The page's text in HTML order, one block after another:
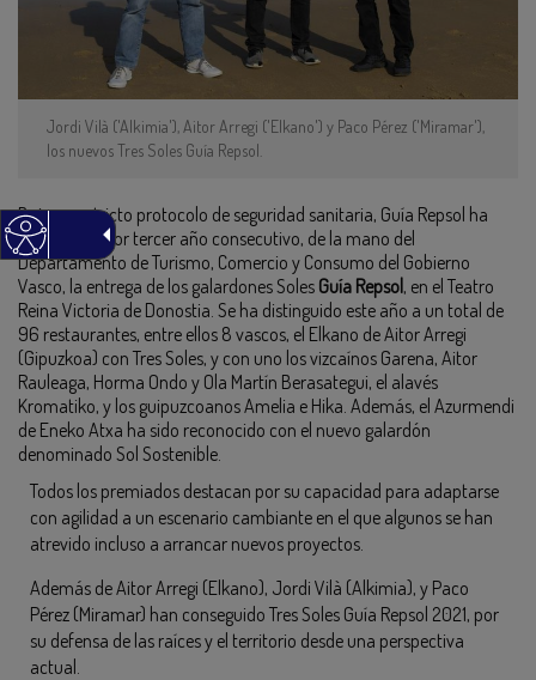
Jordi Vilà ('Alkimia'), Aitor Arregi ('Elkano') y Paco Pérez ('Miramar'),
los nuevos Tres Soles Guía Repsol.
Bajo un estricto protocolo de seguridad sanitaria, Guía Repsol ha
organizado por tercer año consecutivo, de la mano del
Departamento de Turismo, Comercio y Consumo del Gobierno
Vasco, la entrega de los galardones Soles Guía Repsol, en el Teatro
Reina Victoria de Donostia. Se ha distinguido este año a un total de
96 restaurantes, entre ellos 8 vascos, el Elkano de Aitor Arregi
(Gipuzkoa) con Tres Soles, y con uno los vizcaínos Garena, Aitor
Rauleaga, Horma Ondo y Ola Martín Berasategui, el alavés
Kromatiko, y los guipuzcoanos Amelia e Hika. Además, el Azurmendi
de Eneko Atxa ha sido reconocido con el nuevo galardón
denominado Sol Sostenible.
Todos los premiados destacan por su capacidad para adaptarse
con agilidad a un escenario cambiante en el que algunos se han
atrevido incluso a arrancar nuevos proyectos.
Además de Aitor Arregi (Elkano), Jordi Vilà (Alkimia), y Paco
Pérez (Miramar) han conseguido Tres Soles Guía Repsol 2021, por
su defensa de las raíces y el territorio desde una perspectiva
actual.